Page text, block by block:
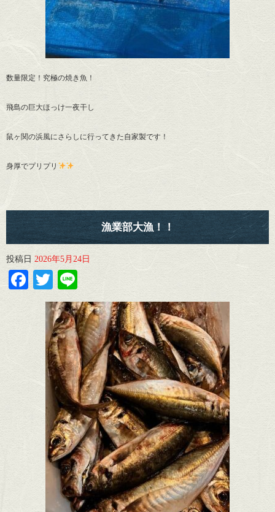
数量限定！究極の焼き魚！
飛島の巨大ほっけ一夜干し
鼠ヶ関の浜風にさらしに行ってきた自家製です！
身厚でプリプリ
漁業部大漁！！
投稿日 2026年5月24日
Facebook
Twitter